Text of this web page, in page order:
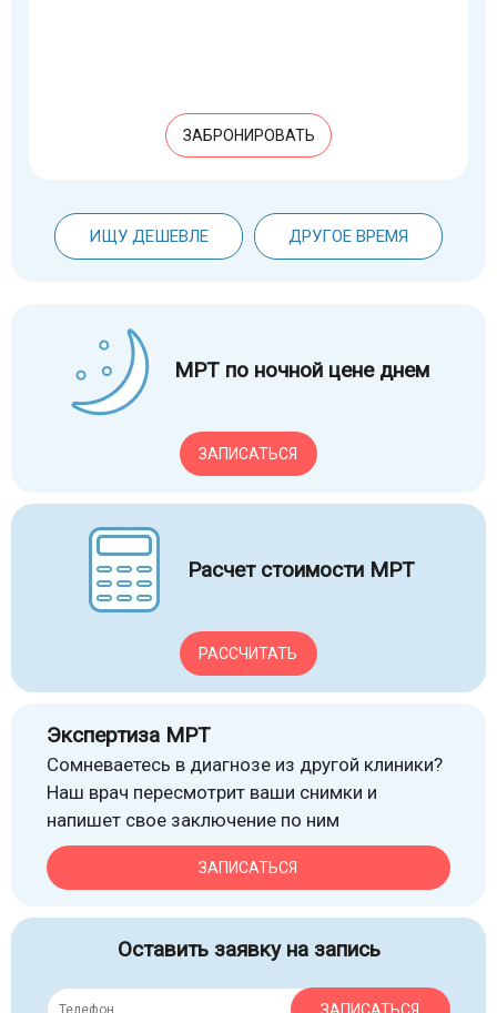
ЗАБРОНИРОВАТЬ
ИЩУ ДЕШЕВЛЕ ДРУГОЕ ВРЕМЯ
МРТ по ночной цене днем
ЗАПИСАТЬСЯ
Расчет стоимости МРТ
РАССЧИТАТЬ
Экспертиза МРТ
Сомневаетесь в диагнозе из другой клиники?
Наш врач пересмотрит ваши снимки и
напишет свое заключение по ним
ЗАПИСАТЬСЯ
Оставить заявку на запись
ЗАПИСАТЬСЯ